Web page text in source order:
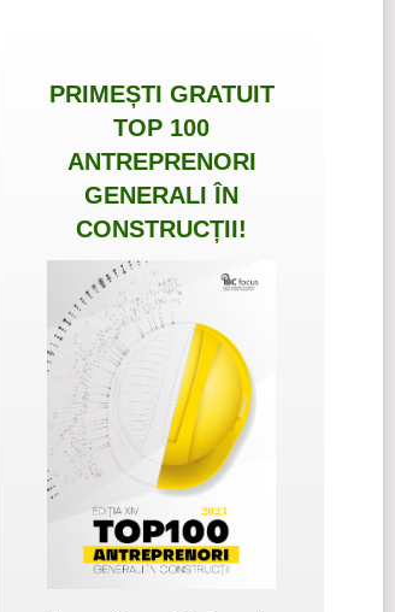
PRIMEȘTI GRATUIT
TOP 100
ANTREPRENORI
GENERALI ÎN
CONSTRUCȚII!